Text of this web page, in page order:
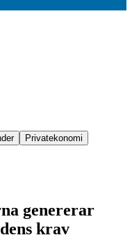
Privatekonomi
genererar
krav